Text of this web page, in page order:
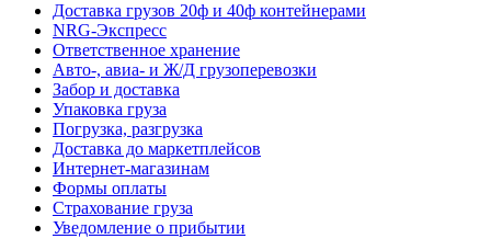
Доставка грузов 20ф и 40ф контейнерами
NRG-Экспресс
Ответственное хранение
Авто-, авиа- и Ж/Д грузоперевозки
Забор и доставка
Упаковка груза
Погрузка, разгрузка
Доставка до маркетплейсов
Интернет-магазинам
Формы оплаты
Страхование груза
Уведомление о прибытии